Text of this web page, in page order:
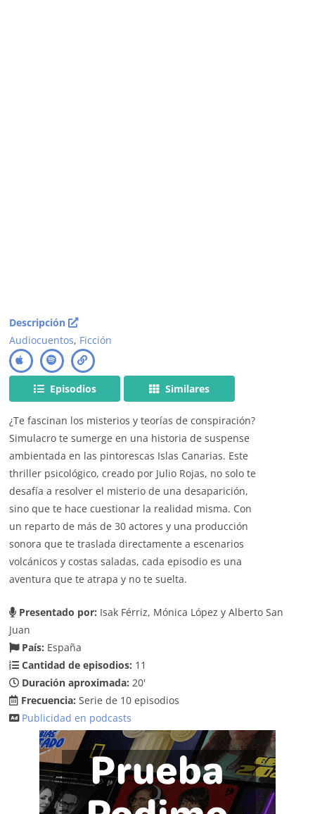
Descripción
Audiocuentos, Ficción
Episodios Similares
¿Te fascinan los misterios y teorías de conspiración?
Simulacro te sumerge en una historia de suspense
ambientada en las pintorescas Islas Canarias. Este
thriller psicológico, creado por Julio Rojas, no solo te
desafía a resolver el misterio de una desaparición,
sino que te hace cuestionar la realidad misma. Con
un reparto de más de 30 actores y una producción
sonora que te traslada directamente a escenarios
volcánicos y costas saladas, cada episodio es una
aventura que te atrapa y no te suelta.
Presentado por: Isak Férriz, Mónica López y Alberto San
Juan
País: España
Cantidad de episodios: 11
Duración aproximada: 20'
Frecuencia: Serie de 10 episodios
Publicidad en podcasts